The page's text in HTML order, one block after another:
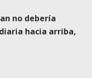
no debería
hacia arriba,